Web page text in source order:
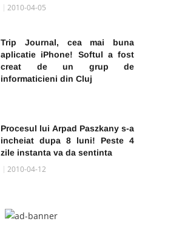
2010-04-05
Trip Journal, cea mai buna
aplicatie iPhone! Softul a fost
creat de un grup de
informaticieni din Cluj
Procesul lui Arpad Paszkany s-a
incheiat dupa 8 luni! Peste 4
zile instanta va da sentinta
2010-04-12